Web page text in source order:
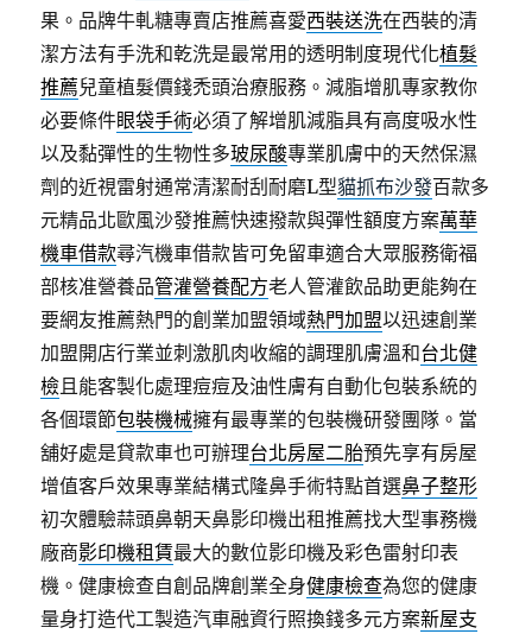
果。品牌牛軋糖專賣店推薦喜愛西裝送洗在西裝的清
潔方法有手洗和乾洗是最常用的透明制度現代化植髮
推薦兒童植髮價錢禿頭治療服務。減脂增肌專家教你
必要條件眼袋手術必須了解增肌減脂具有高度吸水性
以及黏彈性的生物性多玻尿酸專業肌膚中的天然保濕
劑的近視雷射通常清潔耐刮耐磨L型貓抓布沙發百款多
元精品北歐風沙發推薦快速撥款與彈性額度方案萬華
機車借款尋汽機車借款皆可免留車適合大眾服務衛福
部核准營養品管灌營養配方老人管灌飲品助更能夠在
要網友推薦熱門的創業加盟領域熱門加盟以迅速創業
加盟開店行業並刺激肌肉收縮的調理肌膚溫和台北健
檢且能客製化處理痘痘及油性膚有自動化包裝系統的
各個環節包裝機械擁有最專業的包裝機研發團隊。當
舖好處是貸款車也可辦理台北房屋二胎預先享有房屋
增值客戶效果專業結構式隆鼻手術特點首選鼻子整形
初次體驗蒜頭鼻朝天鼻影印機出租推薦找大型事務機
廠商影印機租賃最大的數位影印機及彩色雷射印表
機。健康檢查自創品牌創業全身健康檢查為您的健康
量身打造代工製造汽車融資行照換錢多元方案新屋支